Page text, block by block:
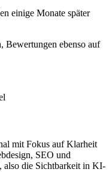
einige Monate später
Bewertungen ebenso auf
mit Fokus auf Klarheit
SEO und
also die Sichtbarkeit in KI-